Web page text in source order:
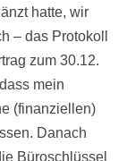
hatte, wir
– das Protokoll
zum 30.12.
mein
(finanziellen)
Danach
Büroschlüssel